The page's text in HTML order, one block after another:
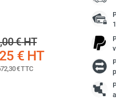
€HT
€HT
€TTC